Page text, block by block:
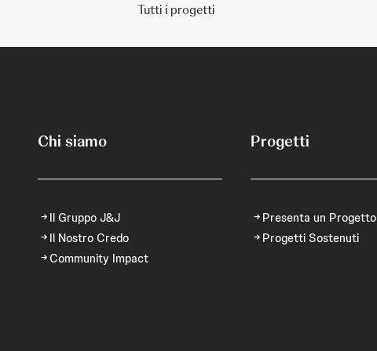
Tutti i progetti
Chi siamo
Il Gruppo J&J
Il Nostro Credo
Community Impact
Progetti
Presenta un Progetto
Progetti Sostenuti